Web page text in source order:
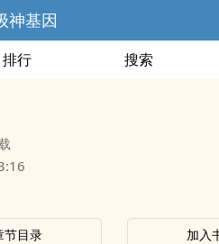
神基因
排行 搜索
节目录 加入